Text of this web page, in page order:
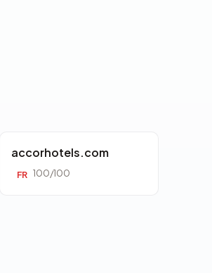
accorhotels.com
FR 100/100